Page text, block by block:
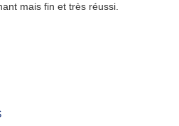
mais fin et très réussi.